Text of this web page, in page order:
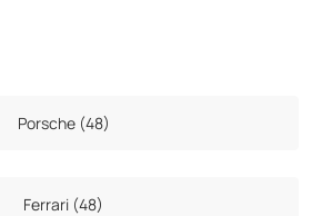
Porsche (48)
Ferrari (48)